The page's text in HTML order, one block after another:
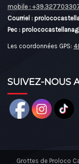
mobile :
Courriel :
Pec :
Les coordonnées GPS:
SUIVEZ-NOUS
Grottes de Proloco